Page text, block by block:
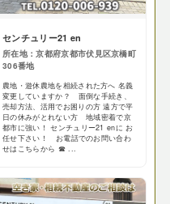
センチュリー21 en
所在地：京都府京都市伏見区京橋町
306番地
農地・遊休農地を相続された方へ 名義
変更していますか？ 面倒な手続き、
売却方法、活用でお困りの方 遠方で平
日の休みがとれない方 地域密着で京
都市に強い！ センチュリー21 enに お
任せ下さい！ お電話でのお問い合わ
せはこちらから ☎ ...